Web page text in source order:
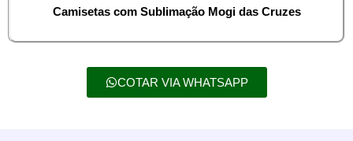
Camisetas com Sublimação Mogi das Cruzes
COTAR VIA WHATSAPP